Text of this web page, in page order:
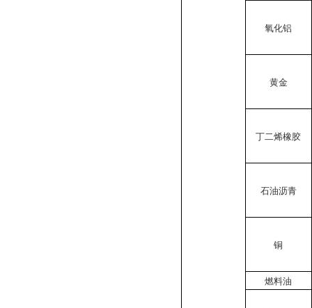
氧化铝
黄金
丁二烯橡胶
石油沥青
铜
燃料油